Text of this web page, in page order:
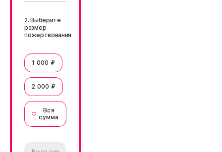
2. Выберите
размер
пожертвования
1 000 ₽
2 000 ₽
Вся
сумма